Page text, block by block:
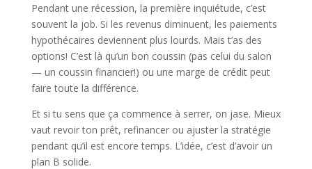
Pendant une récession, la première inquiétude, c’est
souvent la job. Si les revenus diminuent, les paiements
hypothécaires deviennent plus lourds. Mais t’as des
options! C’est là qu’un bon coussin (pas celui du salon
— un coussin financier!) ou une marge de crédit peut
faire toute la différence.
Et si tu sens que ça commence à serrer, on jase. Mieux
vaut revoir ton prêt, refinancer ou ajuster la stratégie
pendant qu’il est encore temps. L’idée, c’est d’avoir un
plan B solide.